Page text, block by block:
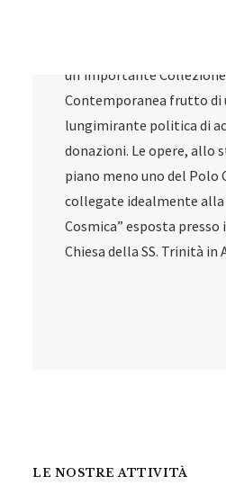
un’importante
Contemporanea frutto di
lungimirante politica di
donazioni. Le opere, allo
piano meno uno del Polo
collegate idealmente alla
Cosmica” esposta
Chiesa della SS. Trinità in
LE NOSTRE ATTIVITÀ